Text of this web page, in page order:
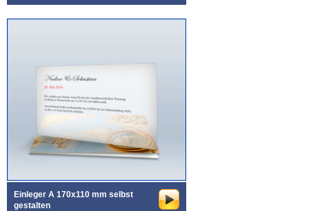
Einleger A 170x110 mm selbst
gestalten